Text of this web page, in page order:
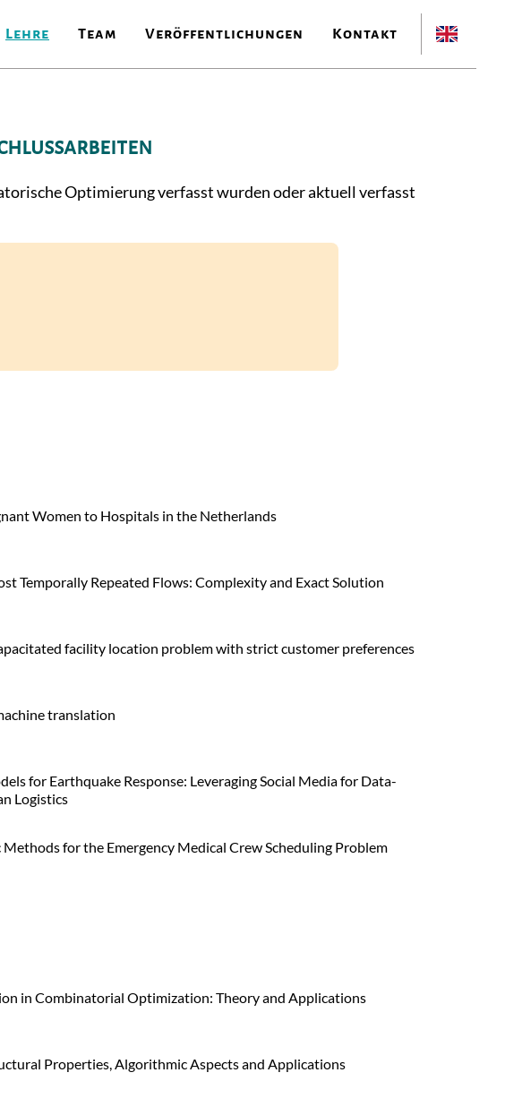
Lehre Team Veröffentlichungen Kontakt
Optimierung verfasst wurden oder aktuell verfasst
Women to Hospitals in the Netherlands
Temporally Repeated Flows: Complexity and Exact Solution
facility location problem with strict customer preferences
translation
for Earthquake Response: Leveraging Social Media for Data-
Logistics
for the Emergency Medical Crew Scheduling Problem
in Combinatorial Optimization: Theory and Applications
Properties, Algorithmic Aspects and Applications